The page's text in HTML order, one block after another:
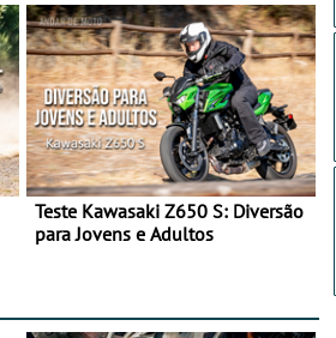
Teste Kawasaki Z650 S: Diversão
para Jovens e Adultos